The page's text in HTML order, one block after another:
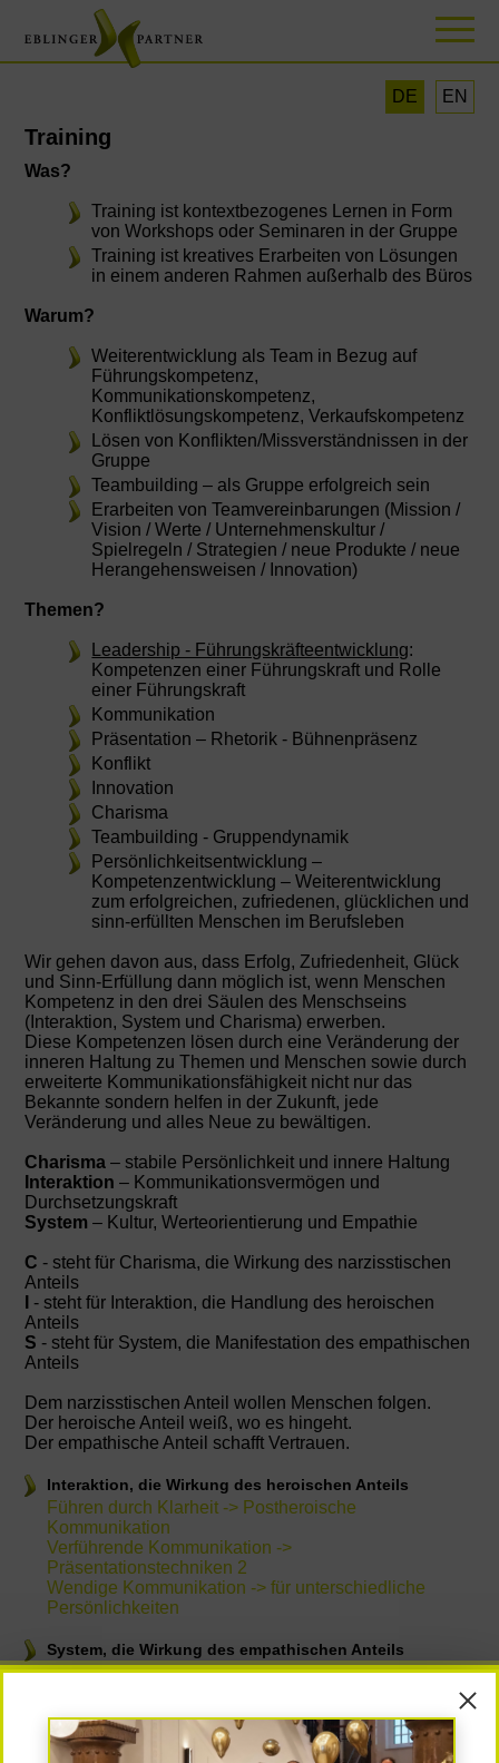
EN
DE
Training
Was?
Training ist kontextbezogenes Lernen in Form
von Workshops oder Seminaren in der Gruppe
Training ist kreatives Erarbeiten von Lösungen
in einem anderen Rahmen außerhalb des Büros
Warum?
Weiterentwicklung als Team in Bezug auf
Führungskompetenz,
Kommunikationskompetenz,
Konfliktlösungskompetenz, Verkaufskompetenz
Lösen von Konflikten/Missverständnissen in der
Gruppe
Teambuilding – als Gruppe erfolgreich sein
Erarbeiten von Teamvereinbarungen (Mission /
Vision / Werte / Unternehmenskultur /
Spielregeln / Strategien / neue Produkte / neue
Herangehensweisen / Innovation)
Themen?
Leadership - Führungskräfteentwicklung:
Kompetenzen einer Führungskraft und Rolle
einer Führungskraft
Kommunikation
Präsentation – Rhetorik - Bühnenpräsenz
Konflikt
Innovation
Charisma
Teambuilding - Gruppendynamik
Persönlichkeitsentwicklung –
Kompetenzentwicklung – Weiterentwicklung
zum erfolgreichen, zufriedenen, glücklichen und
sinn-erfüllten Menschen im Berufsleben
Wir gehen davon aus, dass Erfolg, Zufriedenheit, Glück
und Sinn-Erfüllung dann möglich ist, wenn Menschen
Kompetenz in den drei Säulen des Menschseins
(Interaktion, System und Charisma) erwerben.
Diese Kompetenzen lösen durch eine Veränderung der
inneren Haltung zu Themen und Menschen sowie durch
erweiterte Kommunikationsfähigkeit nicht nur das
Bekannte sondern helfen in der Zukunft, jede
Veränderung und alles Neue zu bewältigen.
Charisma – stabile Persönlichkeit und innere Haltung
Interaktion – Kommunikationsvermögen und
Durchsetzungskraft
System – Kultur, Werteorientierung und Empathie
C - steht für Charisma, die Wirkung des narzisstischen
Anteils
- steht für Interaktion, die Handlung des heroischen
Anteils
S - steht für System, die Manifestation des empathischen
Anteils
Dem narzisstischen Anteil wollen Menschen folgen.
Der heroische Anteil weiß, wo es hingeht.
Der empathische Anteil schafft Vertrauen.
Interaktion, die Wirkung des heroischen Anteils
Führen durch Klarheit -> Postheroische
Kommunikation
Verführende Kommunikation ->
Präsentationstechniken 2
Wendige Kommunikation -> für unterschiedliche
Persönlichkeiten
System, die Wirkung des empathischen Anteils
Die Alpha-Rolle -> Rangdynamik klärt den Rang
Systemkultur/Wertewandel -> Wert(e)volle
Führungskraft